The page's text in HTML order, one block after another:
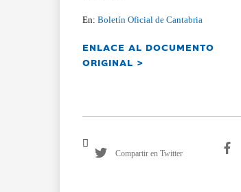
En:Boletín Oficial de Cantabria
ENLACE AL DOCUMENTO
ORIGINAL >
Compartir en Twitter